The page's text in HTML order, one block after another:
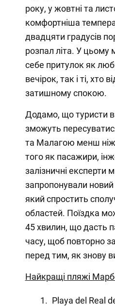
року, у жовтні та
комфортніша
двадцяти градусів
розпал літа. У цьому
себе притулок як
вечірок, так і ті, хто
затишному спокою.
Додамо, що туристи
зможуть
та Малагою менш ніж
того як пасажири,
залізничні експерти
запропонували
який спростить
областей. Поїздка
45 хвилин, що дасть
часу, щоб повторно
перед тим, як знову
Найкращі пляжі
Playa del Real